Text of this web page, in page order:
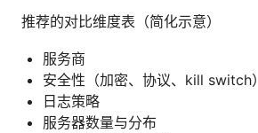
推荐的对比维度表（简化示意）
服务商
安全性（加密、协议、kill switch）
日志策略
服务器数量与分布